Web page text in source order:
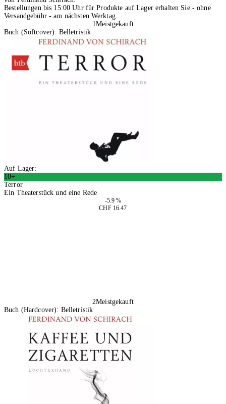
Bestellungen bis 15:00 Uhr für Produkte auf Lager erhalten Sie - ohne
Versandgebühr - am nächsten Werktag.
1Meistgekauft
Buch (Softcover): Belletristik
Auf Lager:
10+
Terror
Ein Theaterstück und eine Rede
-5.9 %
CHF 16.47
2Meistgekauft
Buch (Hardcover): Belletristik